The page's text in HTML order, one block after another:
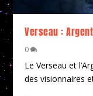
Verseau : Argent
0
Le Verseau et
des visionnaires